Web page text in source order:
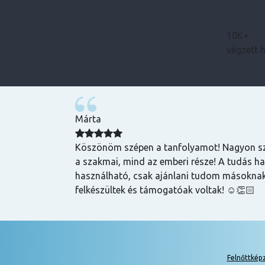
10K+
végzett
Bence
Magas tudású, szakképzett emberek
lehet szerezni általuk